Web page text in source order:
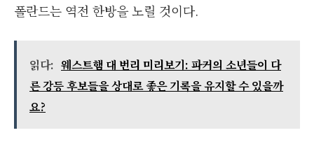
폴란드는 역전 한방을 노릴 것이다.
읽다: 웨스트햄 대 번리 미리보기: 파커의 소년들이 다
른 강등 후보들을 상대로 좋은 기록을 유지할 수 있을까
요?